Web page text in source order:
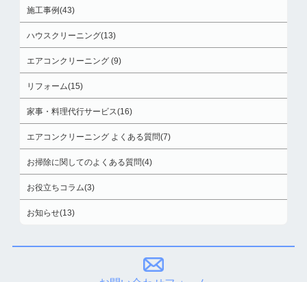
施工事例(43)
ハウスクリーニング(13)
エアコンクリーニング (9)
リフォーム(15)
家事・料理代行サービス(16)
エアコンクリーニング よくある質問(7)
お掃除に関してのよくある質問(4)
お役立ちコラム(3)
お知らせ(13)